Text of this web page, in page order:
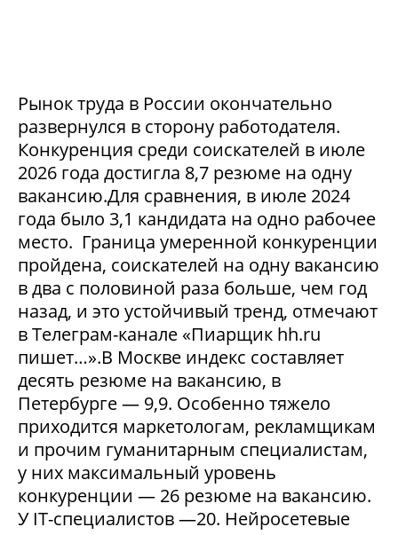
Рынок труда в России окончательно
развернулся в сторону работодателя.
Конкуренция среди соискателей в июле
2026 года достигла 8,7 резюме на одну
вакансию.Для сравнения, в июле 2024
года было 3,1 кандидата на одно рабочее
место. Граница умеренной конкуренции
пройдена, соискателей на одну вакансию
в два с половиной раза больше, чем год
назад, и это устойчивый тренд, отмечают
в Телеграм-канале «Пиарщик hh.ru
пишет…».В Москве индекс составляет
десять резюме на вакансию, в
Петербурге — 9,9. Особенно тяжело
приходится маркетологам, рекламщикам
и прочим гуманитарным специалистам,
у них максимальный уровень
конкуренции — 26 резюме на вакансию.
У IT-специалистов —20. Нейросетевые